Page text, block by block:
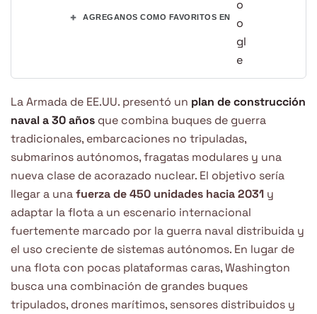
+ AGREGANOS COMO FAVORITOS EN
La Armada de EE.UU. presentó un plan de construcción
naval a 30 años que combina buques de guerra
tradicionales, embarcaciones no tripuladas,
submarinos autónomos, fragatas modulares y una
nueva clase de acorazado nuclear. El objetivo sería
llegar a unafuerza de 450 unidades hacia 2031 y
adaptar la flota a un escenario internacional
fuertemente marcado por la guerra naval distribuida y
el uso creciente de sistemas autónomos. En lugar de
una flota con pocas plataformas caras, Washington
busca una combinación de grandes buques
tripulados, drones marítimos, sensores distribuidos y